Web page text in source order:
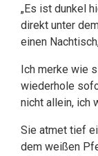
„Es ist dunkel
direkt unter
einen
Ich merke wie
wiederhole
nicht allein, ich
Sie atmet tief
dem weißen